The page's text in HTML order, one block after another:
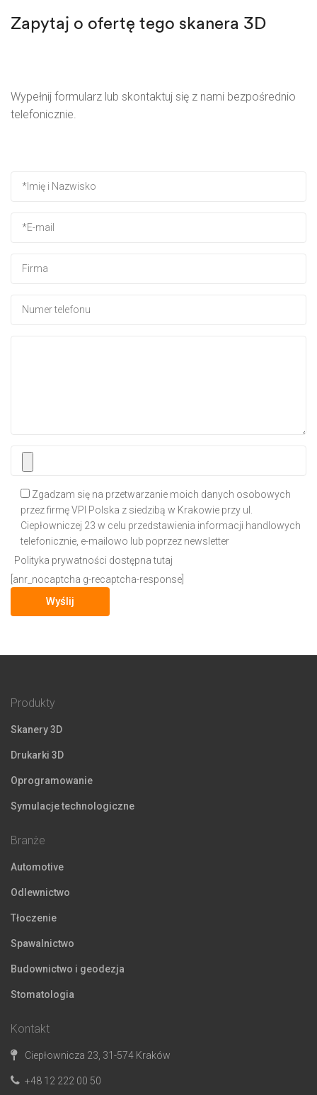
Zapytaj o ofertę tego skanera 3D
Wypełnij formularz lub skontaktuj się z nami bezpośrednio
telefonicznie.
Zgadzam się na przetwarzanie moich danych osobowych
przez firmę VPI Polska z siedzibą w Krakowie przy ul.
Ciepłowniczej 23 w celu przedstawienia informacji handlowych
telefonicznie, e-mailowo lub poprzez newsletter
Polityka prywatności dostępna tutaj
[anr_nocaptcha g-recaptcha-response]
Produkty
Skanery 3D
Drukarki 3D
Oprogramowanie
Symulacje technologiczne
Branże
Automotive
Odlewnictwo
Tłoczenie
Spawalnictwo
Budownictwo i geodezja
Stomatologia
Kontakt
Ciepłownicza 23, 31-574 Kraków
+48 12 222 00 50